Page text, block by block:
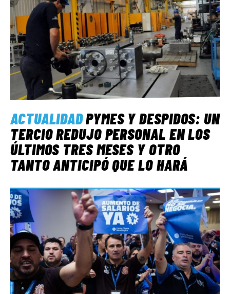
ACTUALIDADPYMES Y DESPIDOS: UN
TERCIO REDUJO PERSONAL EN LOS
ÚLTIMOS TRES MESES Y OTRO
TANTO ANTICIPÓ QUE LO HARÁ